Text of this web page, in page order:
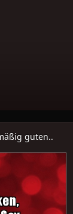
guten..